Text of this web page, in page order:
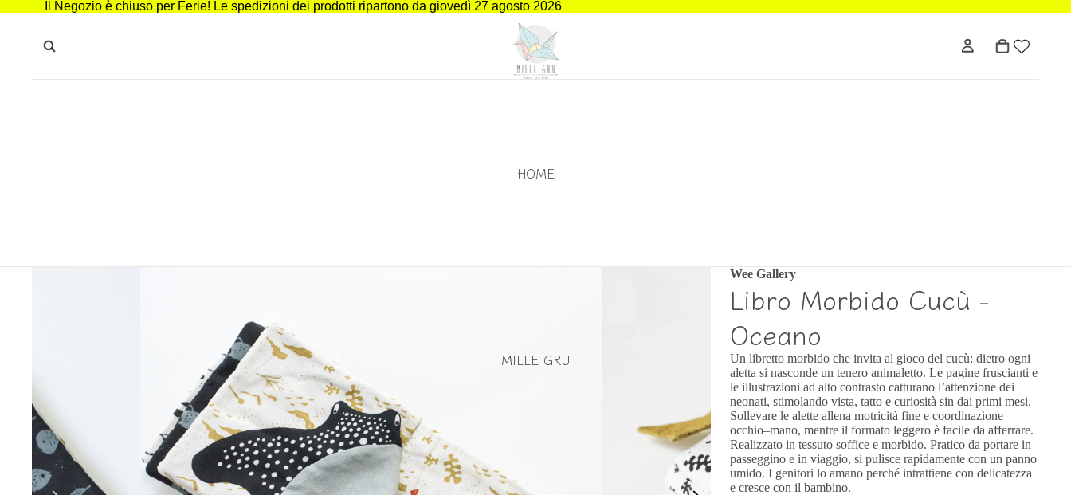
Il Negozio è chiuso per Ferie! Le spedizioni dei prodotti ripartono da giovedì 27 agosto 2026
HOME
MILLE GRU
Wee Gallery
Libro Morbido Cucù -
Oceano
Un libretto morbido che invita al gioco del cucù: dietro ogni
aletta si nasconde un tenero animaletto. Le pagine fruscianti e
le illustrazioni ad alto contrasto catturano l’attenzione dei
neonati, stimolando vista, tatto e curiosità sin dai primi mesi.
Sollevare le alette allena motricità fine e coordinazione
occhio–mano, mentre il formato leggero è facile da afferrare.
Realizzato in tessuto soffice e morbido. Pratico da portare in
passeggino e in viaggio, si pulisce rapidamente con un panno
umido. I genitori lo amano perché intrattiene con delicatezza
e cresce con il bambino.